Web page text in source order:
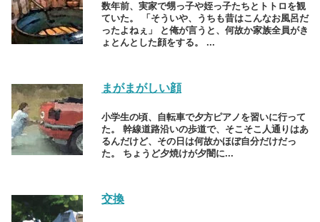
数年前、実家で甥っ子や姪っ子たちとトトロを観
ていた。 「そういや、うちも昔はこんなお風呂だ
ったよねぇ」 と俺が言うと、何故か家族全員がき
ょとんとした顔をする。 ...
まがまがしい顔
小学生の頃、自転車で夕方ピアノを習いに行って
た。 幹線道路沿いの歩道で、そこそこ人通りはあ
るんだけど、その日は何故かほぼ自分だけだっ
た。 ちょうど夕焼けが夕闇に...
交換